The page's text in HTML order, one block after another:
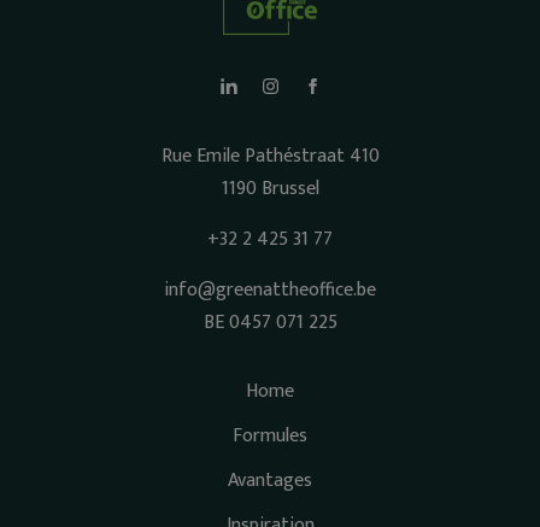
Rue Emile Pathéstraat 410
1190 Brussel
+32 2 425 31 77
info@greenattheoffice.be
BE 0457 071 225
Home
Formules
Avantages